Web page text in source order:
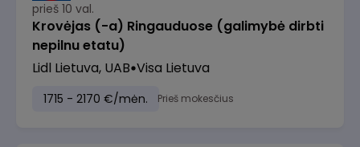
prieš 10 val.
Krovėjas (-a) Ringauduose (galimybė dirbti
nepilnu etatu)
Lidl Lietuva, UAB Visa Lietuva
1715 - 2170 €/mėn. Prieš mokesčius